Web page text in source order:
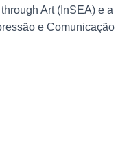
Art (InSEA) e a
e Comunicação